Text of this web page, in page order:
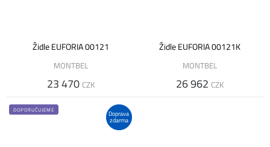
Židle EUFORIA 00121
MONTBEL
23 470 CZK
Židle EUFORIA 00121K
MONTBEL
26 962 CZK
Doprava
zdarma
DOPORUČUJEME